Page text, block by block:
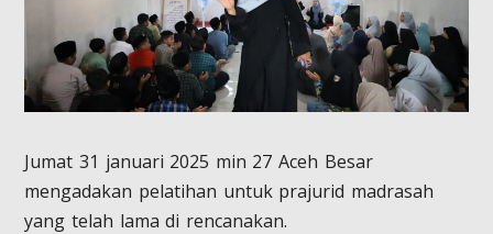
Jumat 31 januari 2025 min 27 Aceh Besar
mengadakan pelatihan untuk prajurid madrasah
yang telah lama di rencanakan.